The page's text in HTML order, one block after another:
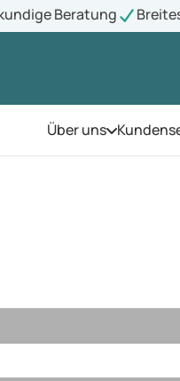
Beratung
Über unsÖffnen Sie